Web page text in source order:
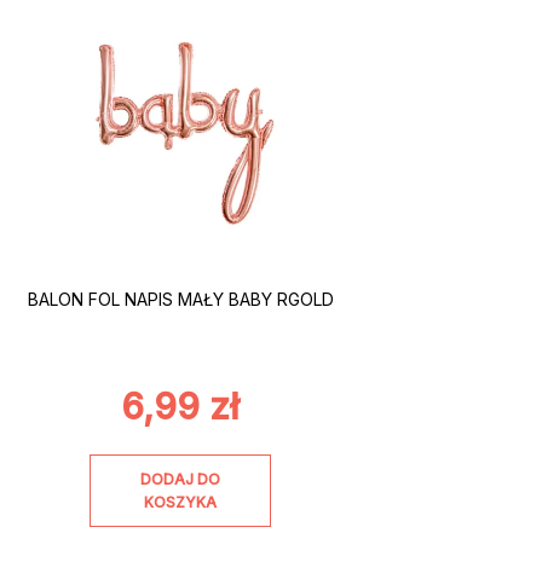
BALON FOL NAPIS MAŁY BABY RGOLD
6,99 zł
DODAJ DO
KOSZYKA